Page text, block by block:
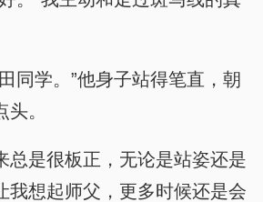
同学。”他身子站得笔直，朝
。
总是很板正，无论是站姿还是
我想起师父，更多时候还是会